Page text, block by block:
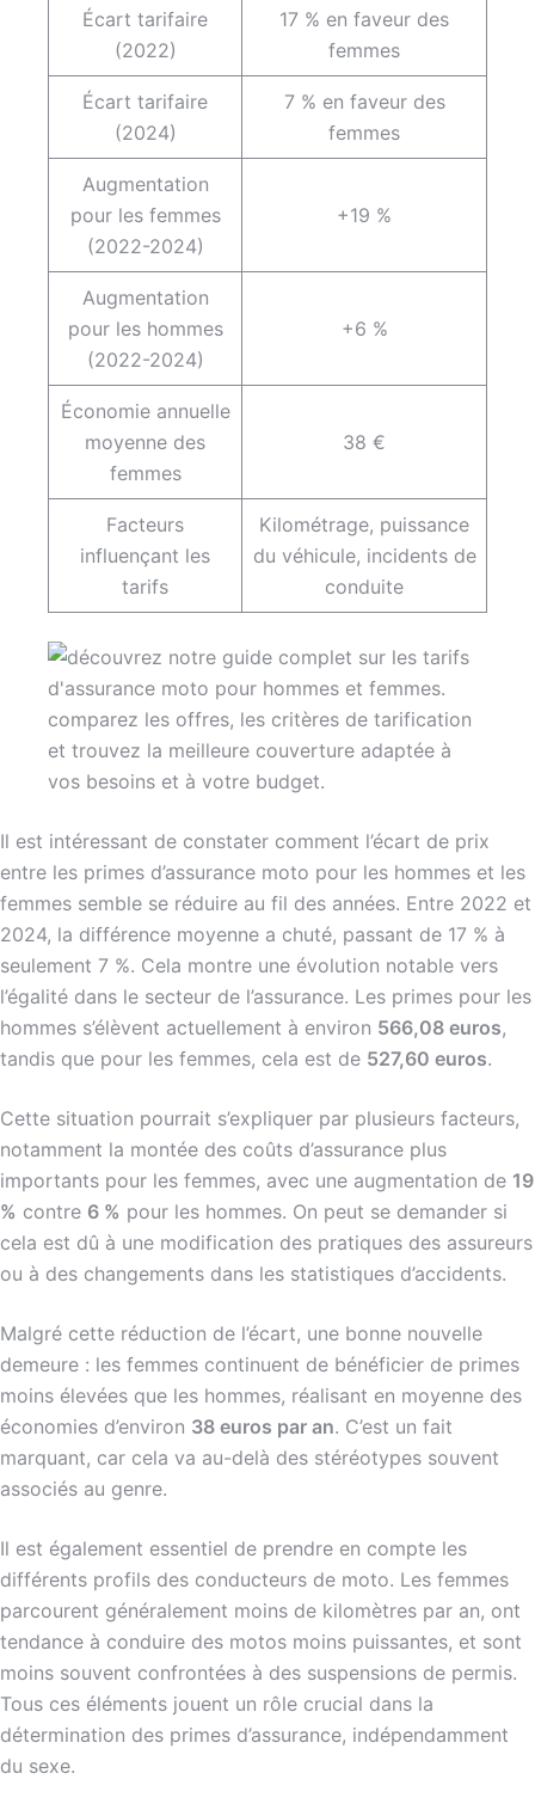
Écart tarifaire
(2022)
17 % en faveur des
femmes
Écart tarifaire
(2024)
7 % en faveur des
femmes
Augmentation
pour les femmes
(2022-2024)
+19 %
Augmentation
pour les hommes
(2022-2024)
+6 %
Économie annuelle
moyenne des
femmes
38 €
Facteurs
influençant les
tarifs
Kilométrage, puissance
du véhicule, incidents de
conduite
Il est intéressant de constater comment l’écart de prix
entre les primes d’assurance moto pour les hommes et les
femmes semble se réduire au fil des années. Entre 2022 et
2024, la différence moyenne a chuté, passant de 17 % à
seulement 7 %. Cela montre une évolution notable vers
l’égalité dans le secteur de l’assurance. Les primes pour les
hommes s’élèvent actuellement à environ 566,08 euros,
tandis que pour les femmes, cela est de 527,60 euros.
Cette situation pourrait s’expliquer par plusieurs facteurs,
notamment la montée des coûts d’assurance plus
importants pour les femmes, avec une augmentation de 19
% contre 6 % pour les hommes. On peut se demander si
cela est dû à une modification des pratiques des assureurs
ou à des changements dans les statistiques d’accidents.
Malgré cette réduction de l’écart, une bonne nouvelle
demeure : les femmes continuent de bénéficier de primes
moins élevées que les hommes, réalisant en moyenne des
économies d’environ 38 euros par an. C’est un fait
marquant, car cela va au-delà des stéréotypes souvent
associés au genre.
Il est également essentiel de prendre en compte les
différents profils des conducteurs de moto. Les femmes
parcourent généralement moins de kilomètres par an, ont
tendance à conduire des motos moins puissantes, et sont
moins souvent confrontées à des suspensions de permis.
Tous ces éléments jouent un rôle crucial dans la
détermination des primes d’assurance, indépendamment
du sexe.